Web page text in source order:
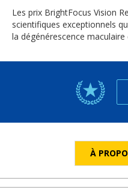
Les prix BrightFocus Vision
scientifiques exceptionnels
la dégénérescence
À